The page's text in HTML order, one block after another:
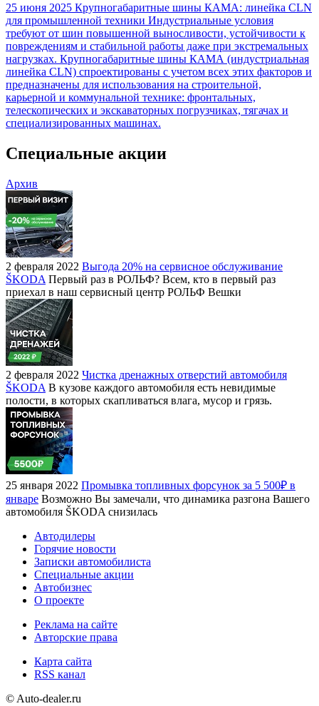
25 июня 2025 Крупногабаритные шины КАМА: линейка CLN
для промышленной техники Индустриальные условия
требуют от шин повышенной выносливости, устойчивости к
повреждениям и стабильной работы даже при экстремальных
нагрузках. Крупногабаритные шины КАМА (индустриальная
линейка CLN) спроектированы с учетом всех этих факторов и
предназначены для использования на строительной,
карьерной и коммунальной технике: фронтальных,
телескопических и экскаваторных погрузчиках, тягачах и
специализированных машинах.
Специальные акции
Архив
2 февраля 2022 Выгода 20% на сервисное обслуживание
ŠKODA Первый раз в РОЛЬФ? Всем, кто в первый раз
приехал в наш сервисный центр РОЛЬФ Вешки
2 февраля 2022 Чистка дренажных отверстий автомобиля
ŠKODA В кузове каждого автомобиля есть невидимые
полости, в которых скапливаться влага, мусор и грязь.
25 января 2022 Промывка топливных форсунок за 5 500₽ в
январе Возможно Вы замечали, что динамика разгона Вашего
автомобиля ŠKODA снизилась
Автодилеры
Горячие новости
Записки автомобилиста
Специальные акции
Автобизнес
О проекте
Реклама на сайте
Авторские права
Карта сайта
RSS канал
© Auto-dealer.ru